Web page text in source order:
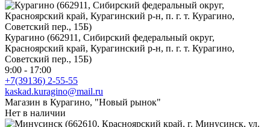
Курагино (662911, Сибирский федеральный округ,
Красноярский край, Курагинский р-н, п. г. т. Курагино,
Советский пер., 15Б)
9:00 - 17:00
+7(39136) 2-55-55
kaskad.kuragino@mail.ru
Магазин в Курагино, "Новый рынок"
Нет в наличии